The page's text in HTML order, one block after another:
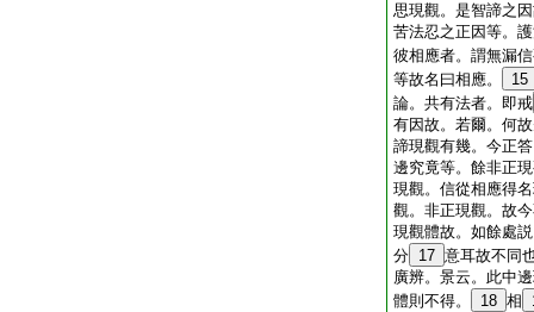
思現觀。是智諦之
苦法忍之正因等。
彼相應者。謂無漏
等故名曰相應。
15
論。共有法者。即戒
有因故。若爾。何
諦現觀有幾。今正
邊究竟等。餘非正
現觀。信從相應得
觀。非正現觀。故
現觀體故。如餘處
分 17 意耳故不同
廣辨。景云。此中
體則不得。
18 相